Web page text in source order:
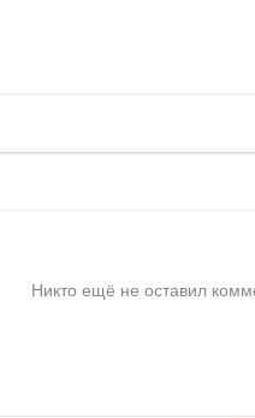
Никто ещё не оставил